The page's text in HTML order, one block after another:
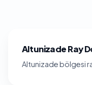
Altunizade Ray
Altunizade bölgesi